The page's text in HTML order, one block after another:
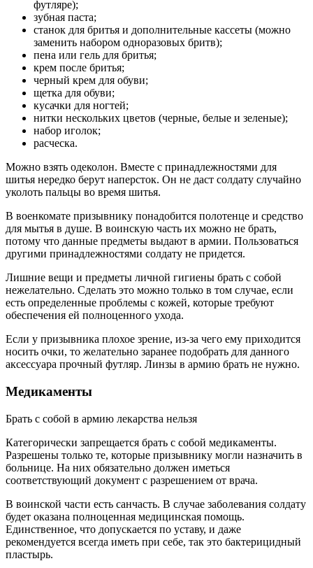
футляре);
зубная паста;
станок для бритья и дополнительные кассеты (можно
заменить набором одноразовых бритв);
пена или гель для бритья;
крем после бритья;
черный крем для обуви;
щетка для обуви;
кусачки для ногтей;
нитки нескольких цветов (черные, белые и зеленые);
набор иголок;
расческа.
Можно взять одеколон. Вместе с принадлежностями для
шитья нередко берут наперсток. Он не даст солдату случайно
уколоть пальцы во время шитья.
В военкомате призывнику понадобится полотенце и средство
для мытья в душе. В воинскую часть их можно не брать,
потому что данные предметы выдают в армии. Пользоваться
другими принадлежностями солдату не придется.
Лишние вещи и предметы личной гигиены брать с собой
нежелательно. Сделать это можно только в том случае, если
есть определенные проблемы с кожей, которые требуют
обеспечения ей полноценного ухода.
Если у призывника плохое зрение, из-за чего ему приходится
носить очки, то желательно заранее подобрать для данного
аксессуара прочный футляр. Линзы в армию брать не нужно.
Медикаменты
Брать с собой в армию лекарства нельзя
Категорически запрещается брать с собой медикаменты.
Разрешены только те, которые призывнику могли назначить в
больнице. На них обязательно должен иметься
соответствующий документ с разрешением от врача.
В воинской части есть санчасть. В случае заболевания солдату
будет оказана полноценная медицинская помощь.
Единственное, что допускается по уставу, и даже
рекомендуется всегда иметь при себе, так это бактерицидный
пластырь.